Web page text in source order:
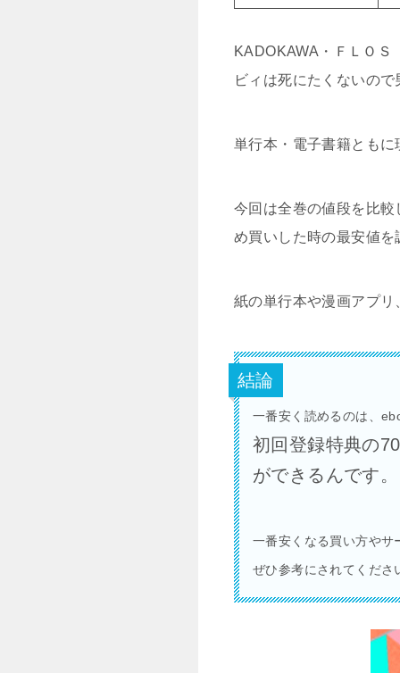
KADOKAWA・ＦＬＯ
ビィは死にたくないの
単行本・電子書籍とも
今回は全巻の値段を比
め買いした時の最安値を
紙の単行本や漫画アプ
結論
一番安く読めるのは、
初回登録特典の
ができるんです。
一番安くなる買い方やサ
ぜひ参考にされてくださ